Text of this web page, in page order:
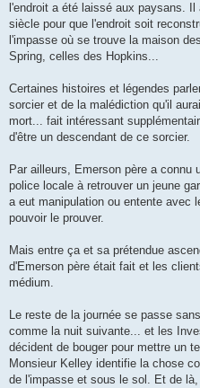
l'endroit a été laissé aux paysans.
siècle pour que l'endroit soit
l'impasse où se trouve la maison
Spring, celles des Hopkins...
Certaines histoires et légendes
sorcier et de la malédiction qu'il
mort... fait intéressant
d'être un descendant de ce sorcier.
Par ailleurs, Emerson père a connu
police locale à retrouver un jeune
a eut manipulation ou entente avec
pouvoir le prouver.
Mais entre ça et sa prétendue
d'Emerson père était fait et les
médium.
Le reste de la journée se passe
comme la nuit suivante... et les
décident de bouger pour mettre un
Monsieur Kelley identifie la chose
de l'impasse et sous le sol. Et de